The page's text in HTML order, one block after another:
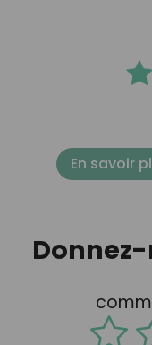
En savoir